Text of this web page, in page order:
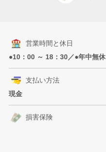
営業時間と休日
●10：00 ～ 18：30／●年中無休
支払い方法
現金
損害保険